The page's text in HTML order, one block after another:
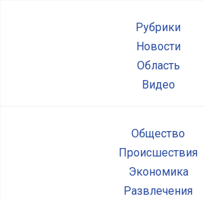
Рубрики
Новости
Область
Видео
Общество
Происшествия
Экономика
Развлечения